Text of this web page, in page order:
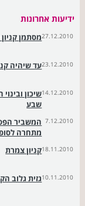
ידיעות אחרונות
27.12.2010מסתמן
23.12.2010עד שיהיה
14.12.2010שיכון
שבע
7.12.2010 המשביר
מתחרה
18.11.2010קניון צמרת
10.11.2010גזית גלוב